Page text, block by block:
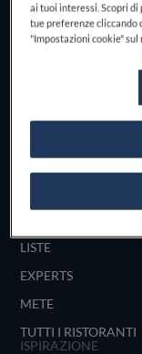
Home
Log In
LISTE
EXPERTS
METE
TUTTI I RISTORANTI
ISPIRAZIONE
ai tuoi interessi. Scopri
tue preferenze cliccando
"Impostazioni cookie" sul